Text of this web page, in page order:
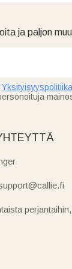
ja paljon